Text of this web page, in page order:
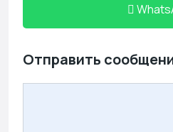
Отправить